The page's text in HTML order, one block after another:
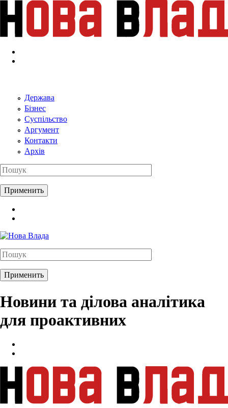
Перейти к основному содержанию
Держава
Бізнес
Суспільство
Аргумент
Контакти
Архів
Новини та ділова аналітика
для проактивних